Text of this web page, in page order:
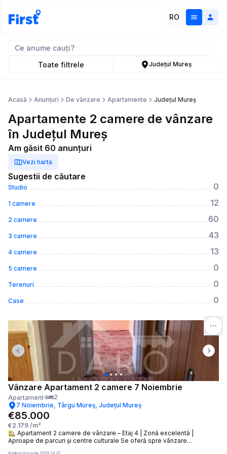
RO
Toate filtrele Județul Mureș
Acasă Anunțuri De vânzare Apartamente Județul Mureș
Apartamente 2 camere de vânzare
în Județul Mureș
Am găsit 60 anunțuri
Vezi harta
Sugestii de căutare
Studio 0
1 camere 12
2 camere 60
3 camere 43
4 camere 13
5 camere 0
Terenuri 0
Case 0
Previous slide Next
Vânzare Apartament 2 camere 7 Noiembrie
Apartament
2
7 Noiembrie, Târgu Mureș, Județul Mureș
€85.000
€2.179 /m²
🏡 Apartament 2 camere de vânzare – Etaj 4 | Zonă excelentă |
Aproape de parcuri și centre culturale Se oferă spre vânzare